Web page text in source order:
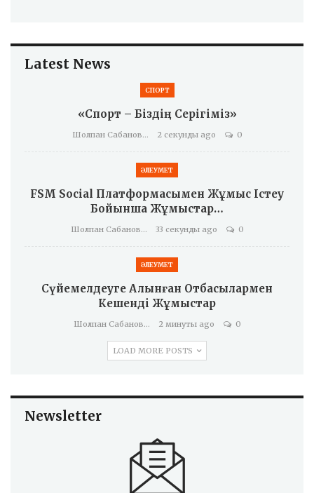
Latest News
СПОРТ
«Спорт – Біздің Серігіміз»
Шолпан Сабанова 2 секунды ago 0
ӘЛЕУМЕТ
FSM Social Платформасымен Жұмыс Істеу
Бойынша Жұмыстар…
Шолпан Сабанова 33 секунды ago 0
ӘЛЕУМЕТ
Сүйемелдеуге Алынған Отбасылармен
Кешенді Жұмыстар
Шолпан Сабанова 2 минуты ago 0
LOAD MORE POSTS
Newsletter